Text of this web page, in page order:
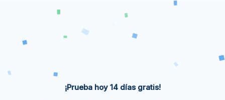
¡Prueba hoy 14 días gratis!